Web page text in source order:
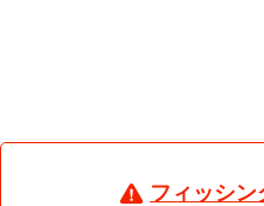
フィッシ